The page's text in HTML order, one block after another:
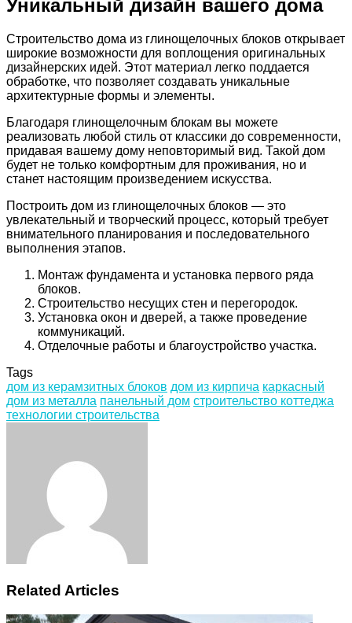
Уникальный дизайн вашего дома
Строительство дома из глинощелочных блоков открывает
широкие возможности для воплощения оригинальных
дизайнерских идей. Этот материал легко поддается
обработке, что позволяет создавать уникальные
архитектурные формы и элементы.
Благодаря глинощелочным блокам вы можете
реализовать любой стиль от классики до современности,
придавая вашему дому неповторимый вид. Такой дом
будет не только комфортным для проживания, но и
станет настоящим произведением искусства.
Построить дом из глинощелочных блоков — это
увлекательный и творческий процесс, который требует
внимательного планирования и последовательного
выполнения этапов.
Монтаж фундамента и установка первого ряда
блоков.
Строительство несущих стен и перегородок.
Установка окон и дверей, а также проведение
коммуникаций.
Отделочные работы и благоустройство участка.
Tags
дом из керамзитных блоков дом из кирпича каркасный
дом из металла панельный дом строительство коттеджа
технологии строительства
Related Articles